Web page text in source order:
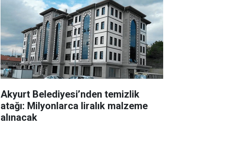
Akyurt Belediyesi’nden temizlik
atağı: Milyonlarca liralık malzeme
alınacak